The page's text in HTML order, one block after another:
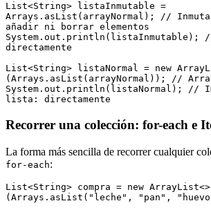
List<String> listaInmutable =
Arrays.asList(arrayNormal); //
añadir ni borrar elementos
System.out.println(listaInmutable);
directamente
List<String> listaNormal = new
(Arrays.asList(arrayNormal)); //
System.out.println(listaNormal); //
lista: directamente
Recorrer una colección: for-each e
La forma más sencilla de recorrer cualquier
for-each:
List<String> compra = new ArrayList<>
(Arrays.asList("leche", "pan",